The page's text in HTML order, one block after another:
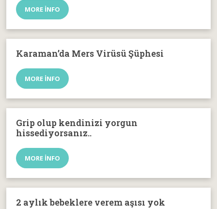
MORE INFO
Karaman’da Mers Virüsü Şüphesi
MORE INFO
Grip olup kendinizi yorgun
hissediyorsanız..
MORE INFO
2 aylık bebeklere verem aşısı yok